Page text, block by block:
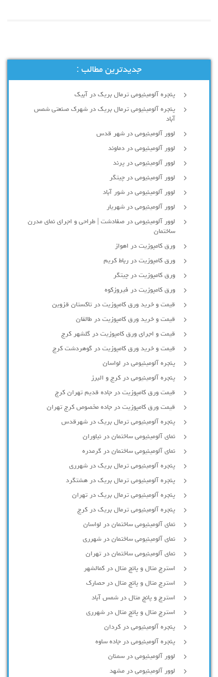
جدیدترین مطالب :
پنجره آلومینیومی ترمال بریک در آبیک
پنجره آلومینیومی ترمال بریک در شهرک صنعتی شمس
آباد
لوور آلومینیومی در شهر قدس
لوور آلومینیومی در دماوند
لوور آلومینیومی در پرند
لوور آلومینیومی در چیتگر
لوور آلومینیومی در شور آباد
لوور آلومينيومي در شهريار
لوور آلومینیومی در صفادشت | طراحی و اجرای نمای مدرن
ساختمان
ورق کامپوزیت در اهواز
ورق کامپوزیت در رباط کریم
ورق کامپوزیت در چیتگر
ورق کامپوزیت در فیروزکوه
قیمت و خرید ورق کامپوزیت در تاکستان قزوین
قیمت و خرید ورق کامپوزیت در طالقان
قیمت و اجرای ورق کامپوزیت در گلشهر کرج
قیمت و خرید ورق کامپوزیت در گوهردشت کرج
پنجره آلومینیومی در لواسان
پنجره آلومینیومی در کرج و البرز
قیمت ورق کامپوزیت در جاده قدیم تهران کرج
قیمت ورق کامپوزیت در جاده مخصوص کرج تهران
پنجره آلومینیومی ترمال بریک در شهرقدس
نمای آلومینیومی ساختمان در نیاوران
نمای آلومینیومی ساختمان در گرمدره
پنجره آلومینیومی ترمال بریک در شهرری
پنجره آلومینیومی ترمال بریک در هشتگرد
پنجره آلومینیومی ترمال بریک در تهران
پنجره آلومینیومی ترمال بریک در کرج
نمای آلومینیومی ساختمان در لواسان
نمای آلومینیومی ساختمان در شهرری
نمای آلومینیومی ساختمان در تهران
استرچ متال و پانچ متال در کمالشهر
استرچ متال و پانچ متال در حصارك
استرچ و پانچ متال در شمس آباد
استرچ متال و پانچ متال در شهرری
پنجره آلومینیومی در کردان
پنجره آلومینیومی در جاده ساوه
لوور آلومینیومی در سمنان
لوور آلومینیومی در مشهد